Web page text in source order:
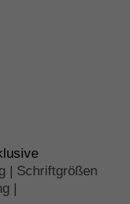
| Schriftgrößen
|